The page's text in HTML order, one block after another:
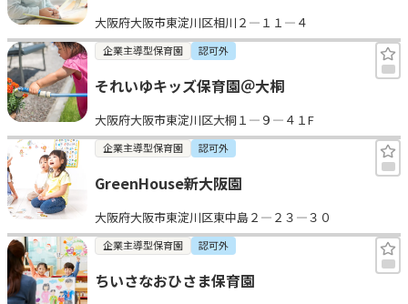
大阪府大阪市東淀川区相川２—１１—４
企業主導型保育園 認可外
それいゆキッズ保育園＠大桐
大阪府大阪市東淀川区大桐１—９—４１F
企業主導型保育園 認可外
GreenHouse新大阪園
大阪府大阪市東淀川区東中島２—２３—３０
企業主導型保育園 認可外
ちいさなおひさま保育園